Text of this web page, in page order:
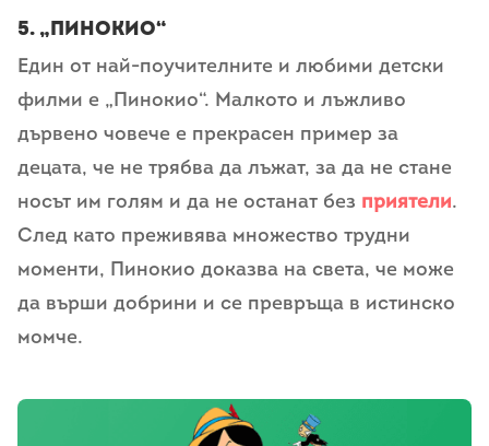
5. „Пинoкио“
Един от най-поучителните и любими детски
филми е „Пинокио“. Малкото и лъжливо
дървено човече е прекрасен пример за
децата, че не трябва да лъжат, за да не стане
носът им голям и да не останат без приятели.
След като преживява множество трудни
моменти, Пинокио доказва на света, че може
да върши добрини и се превръща в истинско
момче.